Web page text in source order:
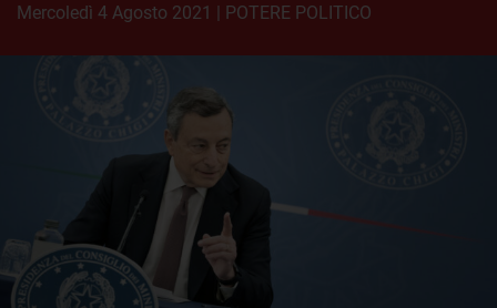
mercoledì 4 Agosto 2021 | POTERE POLITICO